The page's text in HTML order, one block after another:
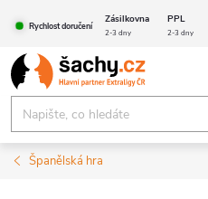
obsah
Rychlost doručení
Zásilkovna PPL
2-3 dny 2-3 dny
Španělská hra